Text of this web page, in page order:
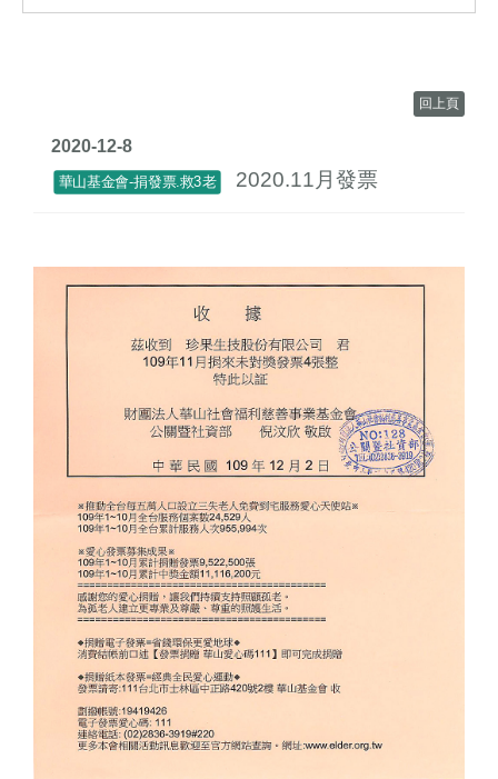
回上頁
2020-12-8
華山基金會-捐發票.救3老 2020.11月發票